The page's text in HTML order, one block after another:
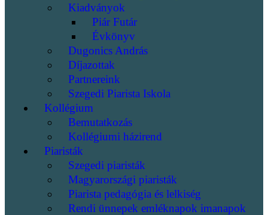
Kiadványok
Piár Futár
Évkönyv
Dugonics András
Díjazottak
Partnereink
Szegedi Piarista Iskola
Kollégium
Bemutatkozás
Kollégiumi házirend
Piaristák
Szegedi piaristák
Magyarországi piaristák
Piarista pedagógia és lelkiség
Rendi ünnepek emléknapok imanapok